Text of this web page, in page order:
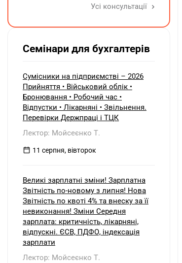
осіб з інвалідністю відповідно до
Усі консультації
Семінари для бухгалтерів
Сумісники на підприємстві – 2026
Прийняття • Військовий облік •
Бронювання • Робочий час •
Відпустки • Лікарняні • Звільнення.
Перевірки Держпраці і ТЦК
Лектор: Мойсеєнко Т.
11 серпня, вівторок
Великі зарплатні зміни! Зарплатна
Звітність по-новому з липня! Нова
Звітність по квоті 4% та внеску за її
невиконання! Зміни Середня
зарплата: критичність, лікарняні,
відпускні. ЄСВ, ПДФО, індексація
зарплати
Лектор: Мойсеєнко Т.